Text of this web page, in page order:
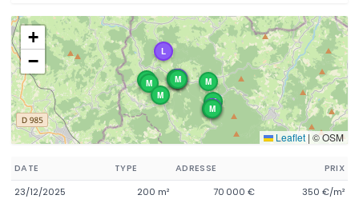
DATE TYPE ADRESSE
PRIX
23/12/2025
200 m² 70 000 €
350 €/m²
M
M
M
M M M
M
M
M
L
L
L
M
M
L
+
−
Leaflet | © OSM